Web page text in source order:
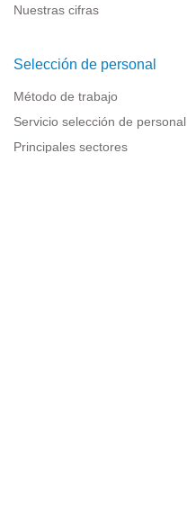
Nuestras cifras
Selección de personal
Método de trabajo
Servicio selección de personal
Principales sectores